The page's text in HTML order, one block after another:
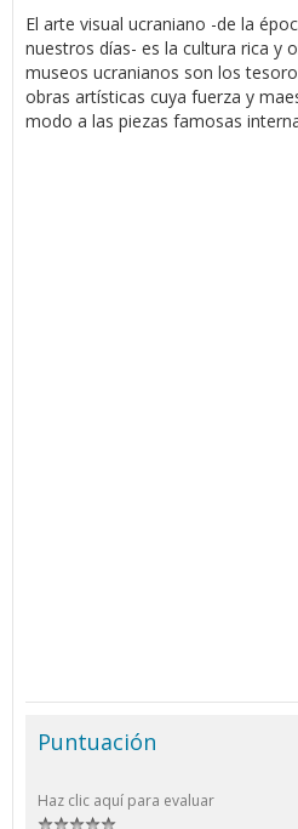
El arte visual ucraniano -de la
nuestros días- es la cultura rica y
museos ucranianos son los
obras artísticas cuya fuerza y
modo a las piezas famosas
Puntuación
Haz clic aquí para evaluar